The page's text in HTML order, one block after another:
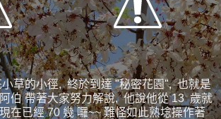
草的小徑, 終於到達 "秘密花園", 也就是
伯 帶著大家努力解說, 他說他從 13 歲就
在已經 70 幾 囉~~ 難怪如此熟埝操作著